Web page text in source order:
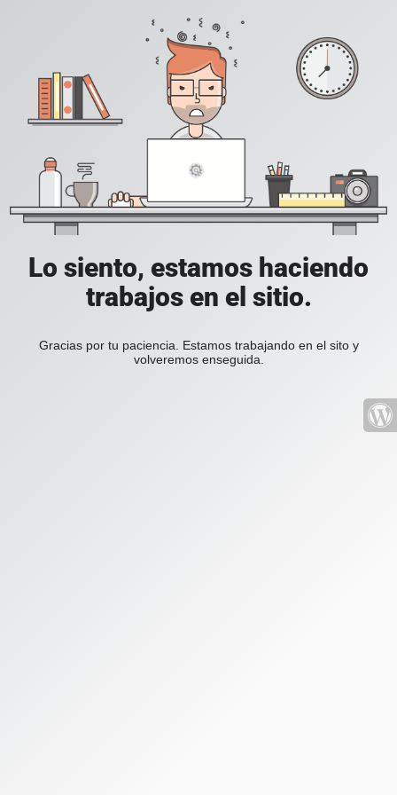
Lo siento, estamos haciendo
trabajos en el sitio.
Gracias por tu paciencia. Estamos trabajando en el sito y
volveremos enseguida.